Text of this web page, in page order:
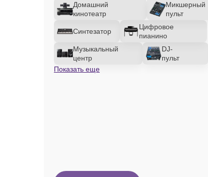
Домашний
кинотеатр
Микшерный
пульт
Синтезатор
Цифровое
пианино
Музыкальный
центр
DJ-
пульт
Показать еще